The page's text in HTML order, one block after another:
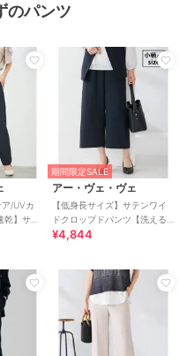
のパンツ
ア/UVカ
】サマ
ドパン
期間限定SALE
アー・ヴェ・ヴェ
【低身長サイズ】サテンワイ
ドクロップドパンツ【洗える/
速乾/毛玉になりにくい/イージ
¥4,844